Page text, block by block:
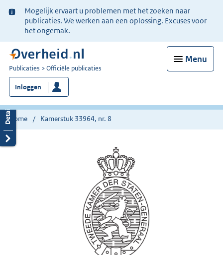
Ter
informatie:
Mogelijk ervaart u problemen met het zoeken naar
publicaties. We werken aan een oplossing. Excuses voor
het ongemak.
Menu
U
bent
nu
hier:
Publicaties Officiële publicaties
Inloggen
Home Kamerstuk 33964, nr. 8